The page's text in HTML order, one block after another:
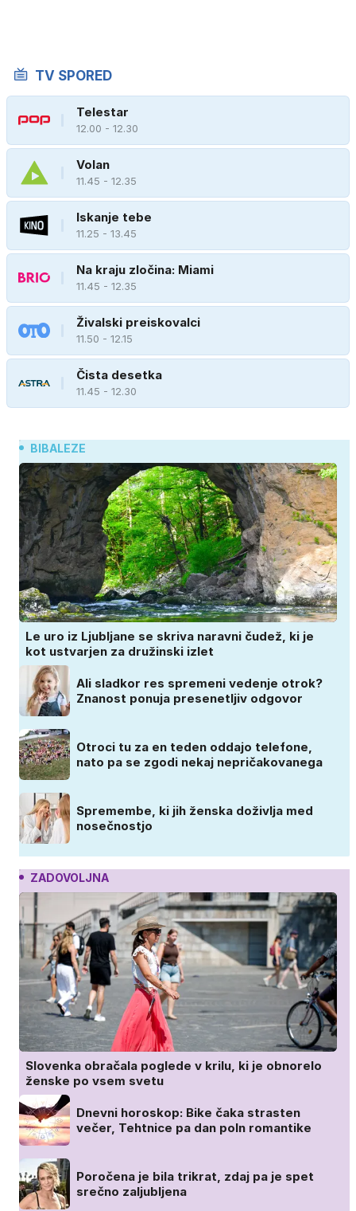
TV SPORED
Telestar
12.00 - 12.30
Volan
11.45 - 12.35
Iskanje tebe
11.25 - 13.45
Na kraju zločina: Miami
11.45 - 12.35
Živalski preiskovalci
11.50 - 12.15
Čista desetka
11.45 - 12.30
BIBALEZE
Le uro iz Ljubljane se skriva naravni čudež, ki je
kot ustvarjen za družinski izlet
Ali sladkor res spremeni vedenje otrok?
Znanost ponuja presenetljiv odgovor
Otroci tu za en teden oddajo telefone,
nato pa se zgodi nekaj nepričakovanega
Spremembe, ki jih ženska doživlja med
nosečnostjo
ZADOVOLJNA
Slovenka obračala poglede v krilu, ki je obnorelo
ženske po vsem svetu
Dnevni horoskop: Bike čaka strasten
večer, Tehtnice pa dan poln romantike
Poročena je bila trikrat, zdaj pa je spet
srečno zaljubljena